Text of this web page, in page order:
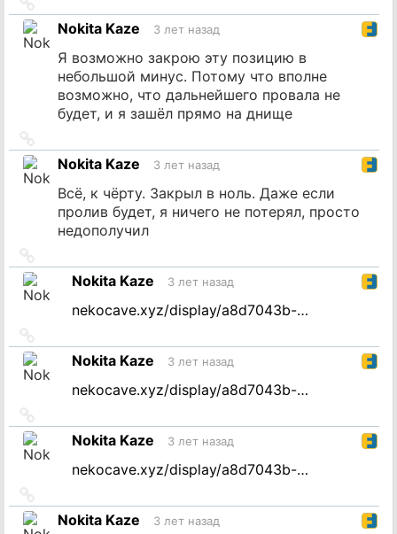
на
источник
Nokita Kaze 3 лет назад
Я возможно закрою эту позицию в
небольшой минус. Потому что вполне
возможно, что дальнейшего провала не
будет, и я зашёл прямо на днище
на
источник
Nokita Kaze 3 лет назад
Всё, к чёрту. Закрыл в ноль. Даже если
пролив будет, я ничего не потерял, просто
недополучил
на
источникNokita Kaze 3 лет назад
nekocave.xyz/display/a8d7043b-…
на
источникNokita Kaze 3 лет назад
nekocave.xyz/display/a8d7043b-…
на
источникNokita Kaze 3 лет назад
nekocave.xyz/display/a8d7043b-…
на
источник
Nokita Kaze 3 лет назад